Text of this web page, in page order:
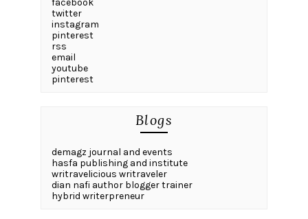
facebook
twitter
instagram
pinterest
rss
email
youtube
pinterest
Blogs
demagz journal and events
hasfa publishing and institute
writravelicious writraveler
dian nafi author blogger trainer
hybrid writerpreneur